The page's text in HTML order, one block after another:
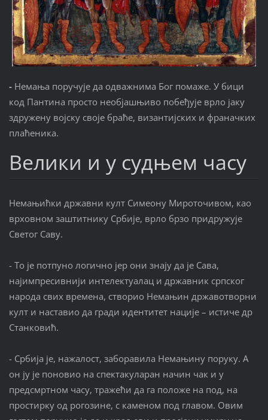
-Немања поручује да одважнима Бог помаже. У бици
код Пантина просто необјашњиво побеђује врло јаку
здружену војску своје браће, византијских и франачких
плаћеника.
Велики и у судњем часу
Немањићки државни култ Симеону Мироточивом, као
врховном заштитнику Србије, врло брзо придружује
Светог Саву.
- То је потпуно логично јер они знају да је Сава,
најимпресивнији интелектуалац и државник српског
народа свих времена, створио Немањин државотворни
култ и наставио да гради идентитет нације – истиче др
Станковић.
- Србија је, нажалост, заборавила Немањину поруку. А
он ју је поновио на спектакуларан начин чак и у
предсмртном часу, тражећи да га положе на под, на
простирку од рогозине, с каменом под главом. Овим